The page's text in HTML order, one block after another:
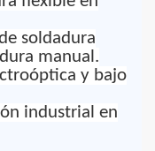
soldadura
manual.
y bajo
industrial en